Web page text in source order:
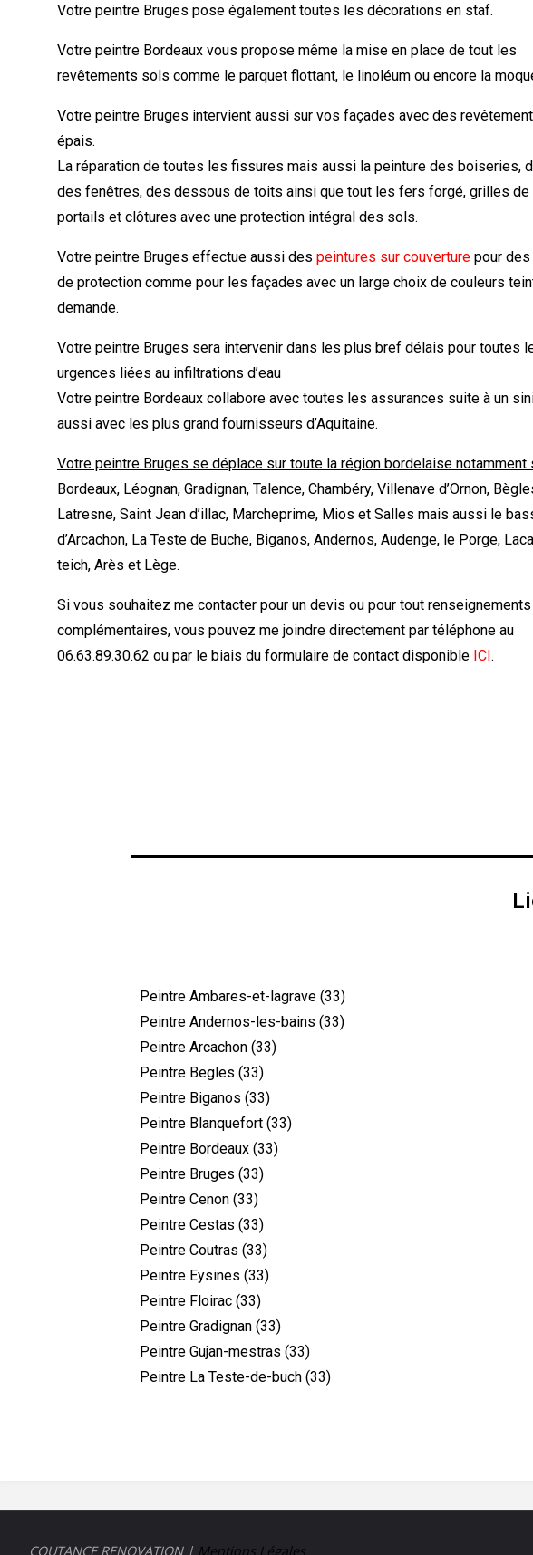
Votre peintre Bruges pose également toutes les décorations en staf.
Votre peintre Bordeaux vous propose même la mise en place de tout les
revêtements sols comme le parquet flottant, le linoléum ou encore la
Votre peintre Bruges intervient aussi sur vos façades avec des
épais.
La réparation de toutes les fissures mais aussi la peinture des boiseries,
des fenêtres, des dessous de toits ainsi que tout les fers forgé, grilles de
portails et clôtures avec une protection intégral des sols.
Votre peintre Bruges effectue aussi des peintures sur couverture pour
de protection comme pour les façades avec un large choix de couleurs
demande.
Votre peintre Bruges sera intervenir dans les plus bref délais pour toutes
urgences liées au infiltrations d’eau
Votre peintre Bordeaux collabore avec toutes les assurances suite à un
aussi avec les plus grand fournisseurs d’Aquitaine.
Votre peintre Bruges se déplace sur toute la région bordelaise notamment
Bordeaux, Léognan, Gradignan, Talence, Chambéry, Villenave d’Ornon,
Latresne, Saint Jean d’illac, Marcheprime, Mios et Salles mais aussi le
d’Arcachon, La Teste de Buche, Biganos, Andernos, Audenge, le Porge,
teich, Arès et Lège.
Si vous souhaitez me contacter pour un devis ou pour tout renseignements
complémentaires, vous pouvez me joindre directement par téléphone au
06.63.89.30.62 ou par le biais du formulaire de contact disponible ICI.
Peintre Ambares-et-lagrave (33)
Peintre Andernos-les-bains (33)
Peintre Arcachon (33)
Peintre Begles (33)
Peintre Biganos (33)
Peintre Blanquefort (33)
Peintre Bordeaux (33)
Peintre Bruges (33)
Peintre Cenon (33)
Peintre Cestas (33)
Peintre Coutras (33)
Peintre Eysines (33)
Peintre Floirac (33)
Peintre Gradignan (33)
Peintre Gujan-mestras (33)
Peintre La Teste-de-buch (33)
COUTANCE RENOVATION | Mentions Légales